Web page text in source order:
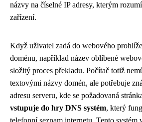
názvy na číselné IP adresy, kterým
zařízení.
Když uživatel zadá do webového
doménu, například název oblíbené
složitý proces překladu. Počítač totiž
textovými názvy domén, ale potřebuje
adresu serveru, kde se požadovaná
vstupuje do hry DNS systém, který
telefonní seznam internetu. Tento systém